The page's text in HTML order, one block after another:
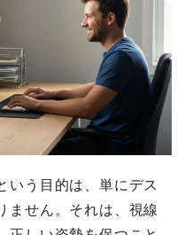
いう目的は、単にデス
ません。それは、視線